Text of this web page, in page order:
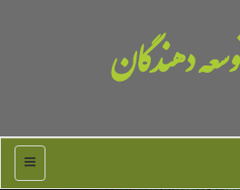
دهندگان
منو